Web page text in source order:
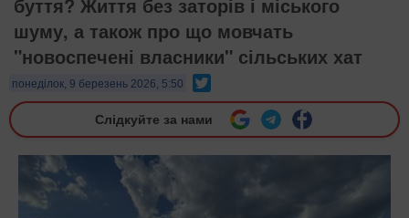
шуму, а також про що мовчать
"новоспечені власники" сільських хат
понеділок, 9 березень 2026, 5:50
Слідкуйте за нами